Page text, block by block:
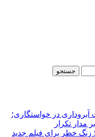
در خواستگاری؛
استقبال کم‌رمق از تریلر Digger؛ زنگ خطر برای فیلم جدید